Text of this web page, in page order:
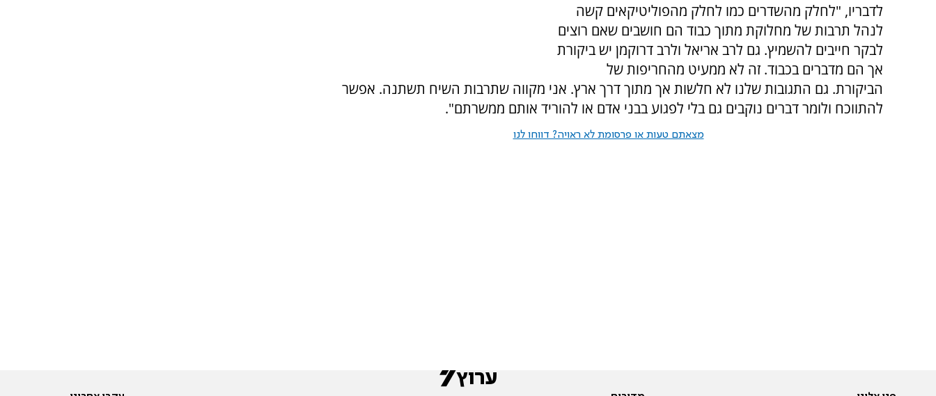
לדבריו, "לחלק מהשדרים כמו לחלק מהפוליטיקאים קשה
לנהל תרבות של מחלוקת מתוך כבוד הם חושבים שאם רוצים
לבקר חייבים להשמיץ. גם לרב אריאל ולרב דרוקמן יש ביקורת
אך הם מדברים בכבוד. זה לא ממעיט מהחריפות של
הביקורת. גם התגובות שלנו לא חלשות אך מתוך דרך ארץ. אני מקווה שתרבות השיח תשתנה. אפשר
להתווכח ולומר דברים נוקבים גם בלי לפגוע בבני אדם או להוריד אותם ממשרתם".
מצאתם טעות או פרסומת לא ראויה? דווחו לנו